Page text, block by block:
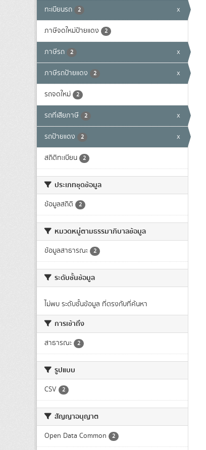
ทะเบียนรถ 2 x
ภาษีจดใหม่ป้ายแดง 2
ภาษีรถ 2 x
ภาษีรถป้ายแดง 2 x
รถจดใหม่ 2
รถที่เสียภาษี 2 x
รถป้ายแดง 2 x
สถิติทะเบียน 2
ประเภทชุดข้อมูล
ข้อมูลสถิติ 2
หมวดหมู่ตามธรรมาภิบาลข้อมูล
ข้อมูลสาธารณะ 2
ระดับชั้นข้อมูล
ไม่พบ ระดับชั้นข้อมูล ที่ตรงกับที่ค้นหา
การเข้าถึง
สาธารณะ 2
รูปแบบ
CSV 2
สัญญาอนุญาต
Open Data Common 2